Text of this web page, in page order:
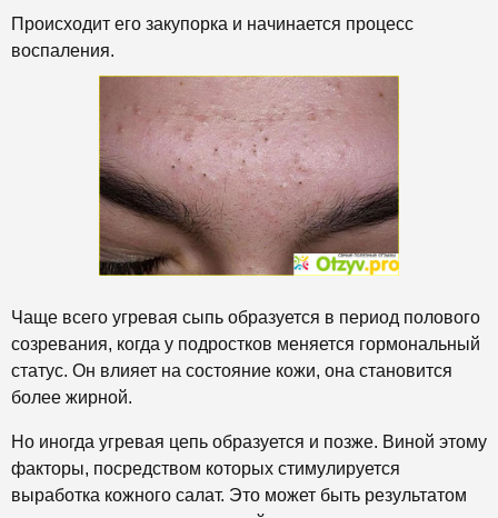
Происходит его закупорка и начинается процесс
воспаления.
Чаще всего угревая сыпь образуется в период полового
созревания, когда у подростков меняется гормональный
статус. Он влияет на состояние кожи, она становится
более жирной.
Но иногда угревая цепь образуется и позже. Виной этому
факторы, посредством которых стимулируется
выработка кожного салат. Это может быть результатом